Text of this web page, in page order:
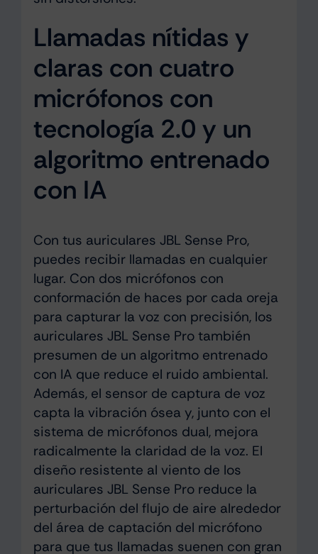
Llamadas nítidas y
claras con cuatro
micrófonos con
tecnología 2.0 y un
algoritmo entrenado
con IA
Con tus auriculares JBL Sense Pro,
puedes recibir llamadas en cualquier
lugar. Con dos micrófonos con
conformación de haces por cada oreja
para capturar la voz con precisión, los
auriculares JBL Sense Pro también
presumen de un algoritmo entrenado
con IA que reduce el ruido ambiental.
Además, el sensor de captura de voz
capta la vibración ósea y, junto con el
sistema de micrófonos dual, mejora
radicalmente la claridad de la voz. El
diseño resistente al viento de los
auriculares JBL Sense Pro reduce la
perturbación del flujo de aire alrededor
del área de captación del micrófono
para que tus llamadas suenen con gran